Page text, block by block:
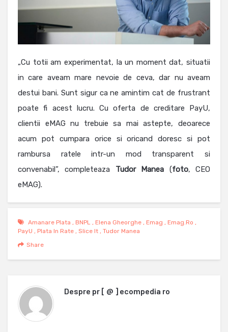
„Cu totii am experimentat, la un moment dat, situatii
in care aveam mare nevoie de ceva, dar nu aveam
destui bani. Sunt sigur ca ne amintim cat de frustrant
poate fi acest lucru. Cu oferta de creditare PayU,
clientii eMAG nu trebuie sa mai astepte, deoarece
acum pot cumpara orice si oricand doresc si pot
rambursa ratele intr-un mod transparent si
convenabil”, completeaza Tudor Manea (foto, CEO
eMAG).
Amanare Plata , BNPL , Elena Gheorghe , Emag , Emag.ro ,
PayU , Plata In Rate , Slice It , Tudor Manea
Share
Despre pr [ @ ] ecompedia ro